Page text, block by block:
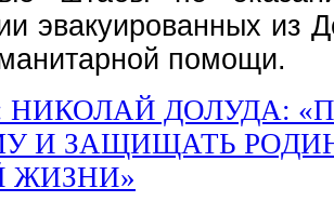
эвакуированных из
помощи.
НИКОЛАЙ ДОЛУДА:
И ЗАЩИЩАТЬ
ЖИЗНИ»